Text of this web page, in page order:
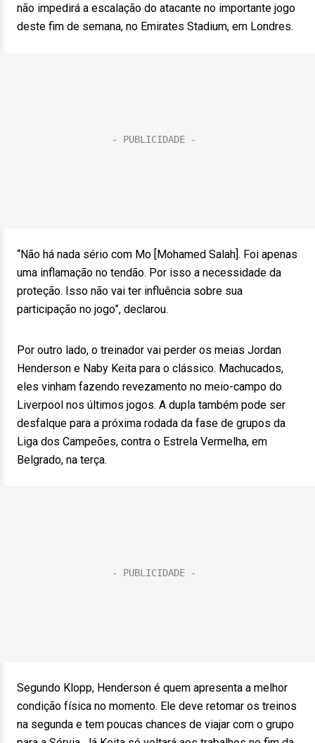
não impedirá a escalação do atacante no importante jogo
deste fim de semana, no Emirates Stadium, em Londres.
“Não há nada sério com Mo [Mohamed Salah]. Foi apenas
uma inflamação no tendão. Por isso a necessidade da
proteção. Isso não vai ter influência sobre sua
participação no jogo”, declarou.
Por outro lado, o treinador vai perder os meias Jordan
Henderson e Naby Keita para o clássico. Machucados,
eles vinham fazendo revezamento no meio-campo do
Liverpool nos últimos jogos. A dupla também pode ser
desfalque para a próxima rodada da fase de grupos da
Liga dos Campeões, contra o Estrela Vermelha, em
Belgrado, na terça.
Segundo Klopp, Henderson é quem apresenta a melhor
condição física no momento. Ele deve retomar os treinos
na segunda e tem poucas chances de viajar com o grupo